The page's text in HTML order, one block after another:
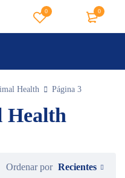
0 0
Health Página 3
Health
Ordenar por Recientes